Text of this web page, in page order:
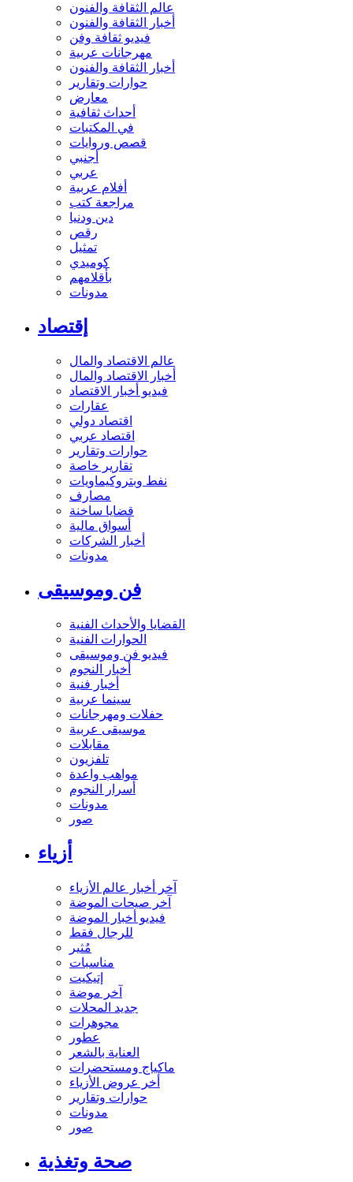
عالم الثقافة والفنون
أخبار الثقافة والفنون
فيديو ثقافة وفن
مهرجانات عربية
أخبار الثقافة والفنون
حوارات وتقارير
معارض
أحداث ثقافية
في المكتبات
قصص وروايات
أجنبي
عربي
أفلام عربية
مراجعة كتب
دين ودنيا
رقص
تمثيل
كوميدي
بأقلامهم
مدونات
إقتصاد
عالم الاقتصاد والمال
أخبار الاقتصاد والمال
فيديو أخبار الاقتصاد
عقارات
اقتصاد دولي
اقتصاد عربي
حوارات وتقارير
تقارير خاصة
نفط وبتروكيماويات
مصارف
قضايا ساخنة
أسواق مالية
أخبار الشركات
مدونات
فن وموسيقى
القضايا والأحداث الفنية
الحوارات الفنية
فيديو فن وموسيقى
أخبار النجوم
أخبار فنية
سينما عربية
حفلات ومهرجانات
موسيقى عربية
مقابلات
تلفزيون
مواهب واعدة
أسرار النجوم
مدونات
صور
أزياء
آخر أخبار عالم الأزياء
آخر صيحات الموضة
فيديو أخبار الموضة
للرجال فقط
مُثير
مناسبات
إتيكيت
آخر موضة
جديد المحلات
مجوهرات
عطور
العناية بالشعر
ماكياج ومستحضرات
أخر عروض الأزياء
حوارات وتقارير
مدونات
صور
صحة وتغذية